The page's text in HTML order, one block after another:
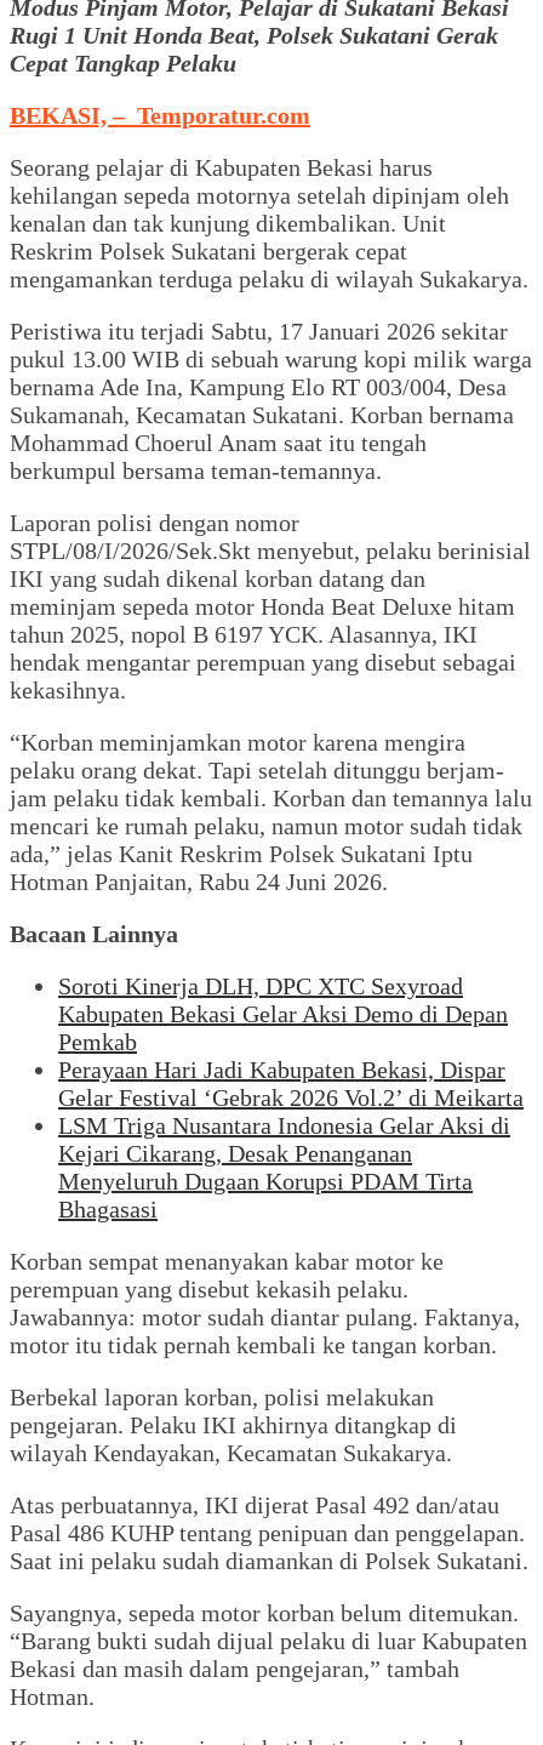
Modus Pinjam Motor, Pelajar di Sukatani Bekasi
Rugi 1 Unit Honda Beat, Polsek Sukatani Gerak
Cepat Tangkap Pelaku
BEKASI, – Temporatur.com
Seorang pelajar di Kabupaten Bekasi harus
kehilangan sepeda motornya setelah dipinjam oleh
kenalan dan tak kunjung dikembalikan. Unit
Reskrim Polsek Sukatani bergerak cepat
mengamankan terduga pelaku di wilayah Sukakarya.
Peristiwa itu terjadi Sabtu, 17 Januari 2026 sekitar
pukul 13.00 WIB di sebuah warung kopi milik warga
bernama Ade Ina, Kampung Elo RT 003/004, Desa
Sukamanah, Kecamatan Sukatani. Korban bernama
Mohammad Choerul Anam saat itu tengah
berkumpul bersama teman-temannya.
Laporan polisi dengan nomor
STPL/08/I/2026/Sek.Skt menyebut, pelaku berinisial
IKI yang sudah dikenal korban datang dan
meminjam sepeda motor Honda Beat Deluxe hitam
tahun 2025, nopol B 6197 YCK. Alasannya, IKI
hendak mengantar perempuan yang disebut sebagai
kekasihnya.
“Korban meminjamkan motor karena mengira
pelaku orang dekat. Tapi setelah ditunggu berjam-
jam pelaku tidak kembali. Korban dan temannya lalu
mencari ke rumah pelaku, namun motor sudah tidak
ada,” jelas Kanit Reskrim Polsek Sukatani Iptu
Hotman Panjaitan, Rabu 24 Juni 2026.
Bacaan Lainnya
Soroti Kinerja DLH, DPC XTC Sexyroad
Kabupaten Bekasi Gelar Aksi Demo di Depan
Pemkab
Perayaan Hari Jadi Kabupaten Bekasi, Dispar
Gelar Festival ‘Gebrak 2026 Vol.2’ di Meikarta
LSM Triga Nusantara Indonesia Gelar Aksi di
Kejari Cikarang, Desak Penanganan
Menyeluruh Dugaan Korupsi PDAM Tirta
Bhagasasi
Korban sempat menanyakan kabar motor ke
perempuan yang disebut kekasih pelaku.
Jawabannya: motor sudah diantar pulang. Faktanya,
motor itu tidak pernah kembali ke tangan korban.
Berbekal laporan korban, polisi melakukan
pengejaran. Pelaku IKI akhirnya ditangkap di
wilayah Kendayakan, Kecamatan Sukakarya.
Atas perbuatannya, IKI dijerat Pasal 492 dan/atau
Pasal 486 KUHP tentang penipuan dan penggelapan.
Saat ini pelaku sudah diamankan di Polsek Sukatani.
Sayangnya, sepeda motor korban belum ditemukan.
“Barang bukti sudah dijual pelaku di luar Kabupaten
Bekasi dan masih dalam pengejaran,” tambah
Hotman.